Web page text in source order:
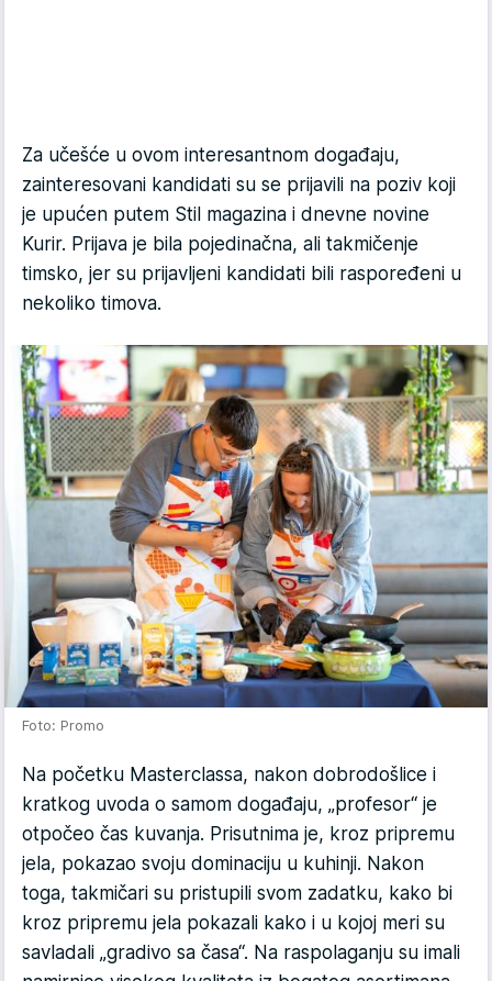
Za učešće u ovom interesantnom događaju,
zainteresovani kandidati su se prijavili na poziv koji
je upućen putem Stil magazina i dnevne novine
Kurir. Prijava je bila pojedinačna, ali takmičenje
timsko, jer su prijavljeni kandidati bili raspoređeni u
nekoliko timova.
Foto: Promo
Na početku Masterclassa, nakon dobrodošlice i
kratkog uvoda o samom događaju, „profesor“ je
otpočeo čas kuvanja. Prisutnima je, kroz pripremu
jela, pokazao svoju dominaciju u kuhinji. Nakon
toga, takmičari su pristupili svom zadatku, kako bi
kroz pripremu jela pokazali kako i u kojoj meri su
savladali „gradivo sa časa“. Na raspolaganju su imali